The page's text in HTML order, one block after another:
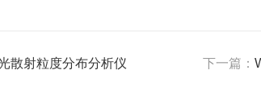
散射粒度分布分析仪 下一篇：